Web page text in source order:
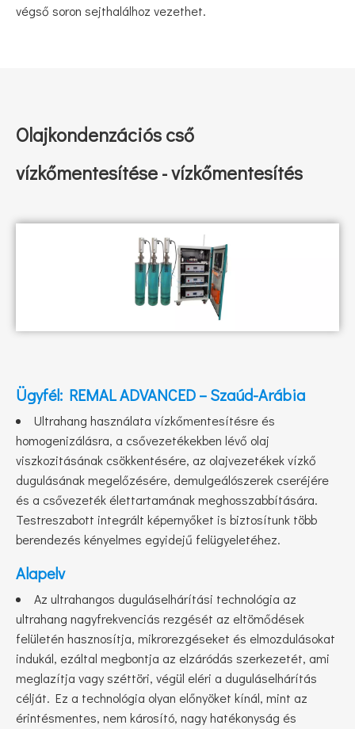
végső soron sejthalálhoz vezethet.
Olajkondenzációs cső
vízkőmentesítése - vízkőmentesítés
Ügyfél: REMAL ADVANCED – Szaúd-Arábia
Ultrahang használata vízkőmentesítésre és
homogenizálásra, a csővezetékekben lévő olaj
viszkozitásának csökkentésére, az olajvezetékek vízkő
dugulásának megelőzésére, demulgeálószerek cseréjére
és a csővezeték élettartamának meghosszabbítására.
Testreszabott integrált képernyőket is biztosítunk több
berendezés kényelmes egyidejű felügyeletéhez.
Alapelv
Az ultrahangos duguláselhárítási technológia az
ultrahang nagyfrekvenciás rezgését az eltömődések
felületén hasznosítja, mikrorezgéseket és elmozdulásokat
indukál, ezáltal megbontja az elzáródás szerkezetét, ami
meglazítja vagy széttöri, végül eléri a duguláselhárítás
célját. Ez a technológia olyan előnyöket kínál, mint az
érintésmentes, nem károsító, nagy hatékonyság és